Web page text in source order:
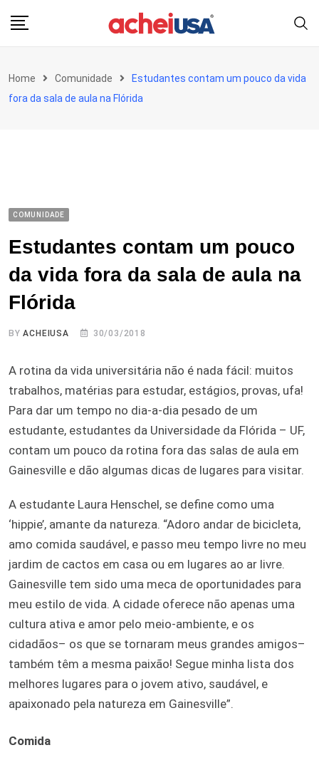
Home Comunidade
Estudantes contam um pouco da vida
fora da sala de aula na Flórida
COMUNIDADE
Estudantes contam um pouco
da vida fora da sala de aula na
Flórida
BYACHEIUSA 30/03/2018
A rotina da vida universitária não é nada fácil: muitos
trabalhos, matérias para estudar, estágios, provas, ufa!
Para dar um tempo no dia-a-dia pesado de um
estudante, estudantes da Universidade da Flórida – UF,
contam um pouco da rotina fora das salas de aula em
Gainesville e dão algumas dicas de lugares para visitar.
A estudante Laura Henschel, se define como uma
‘hippie’, amante da natureza. “Adoro andar de bicicleta,
amo comida saudável, e passo meu tempo livre no meu
jardim de cactos em casa ou em lugares ao ar livre.
Gainesville tem sido uma meca de oportunidades para
meu estilo de vida. A cidade oferece não apenas uma
cultura ativa e amor pelo meio-ambiente, e os
cidadãos– os que se tornaram meus grandes amigos–
também têm a mesma paixão! Segue minha lista dos
melhores lugares para o jovem ativo, saudável, e
apaixonado pela natureza em Gainesville”.
Comida